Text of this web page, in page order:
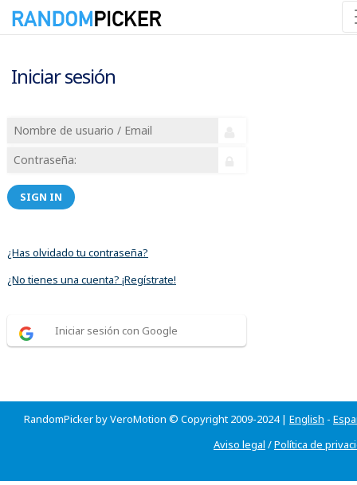
Iniciar sesión
SIGN IN
¿Has olvidado tu contraseña?
¿No tienes una cuenta? ¡Regístrate!
Iniciar sesión con Google
RandomPicker by VeroMotion © Copyright 2009-2024 | English -
Aviso legal /Política de